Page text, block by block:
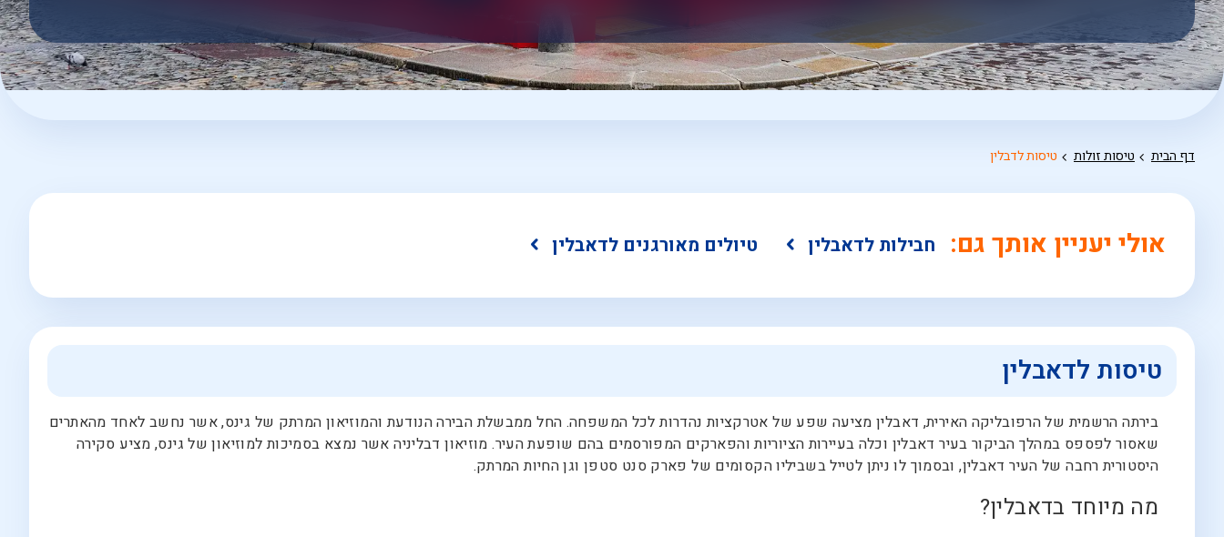
הנוספות
מוצגות
לפני
דף הבית טיסות זולות טיסות לדבלין
אולי יעניין אותך גם: חבילות לדאבלין טיולים מאורגנים לדאבלין
טיסות לדאבלין
בירתה הרשמית של הרפובליקה האירית, דאבלין מציעה שפע של אטרקציות נהדרות לכל המשפחה. החל ממבשלת הבירה הנודעת והמוזיאון המרתק של גינס, אשר נחשב לאחד מהאתרים
שאסור לפספס במהלך הביקור בעיר דאבלין וכלה בעיירות הציוריות והפארקים המפורסמים בהם שופעת העיר. מוזיאון דבליניה אשר נמצא בסמיכות למוזיאון של גינס, מציע סקירה
היסטורית רחבה של העיר דאבלין, ובסמוך לו ניתן לטייל בשביליו הקסומים של פארק סנט סטפן וגן החיות המרתק.
מה מיוחד בדאבלין?